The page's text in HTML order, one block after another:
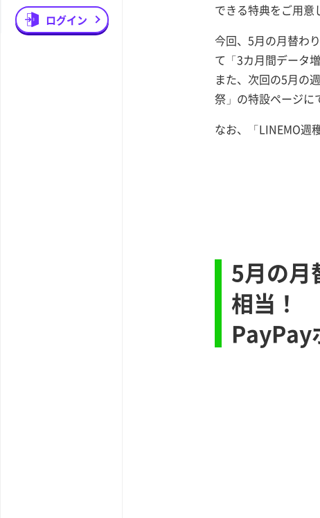
ログイン
できる特典をご用意
今回、5月の月替わ
て「3カ月間データ
また、次回の5月の
祭」の特設ページに
なお、「LINEMO週
5月の月
相当！
PayPay